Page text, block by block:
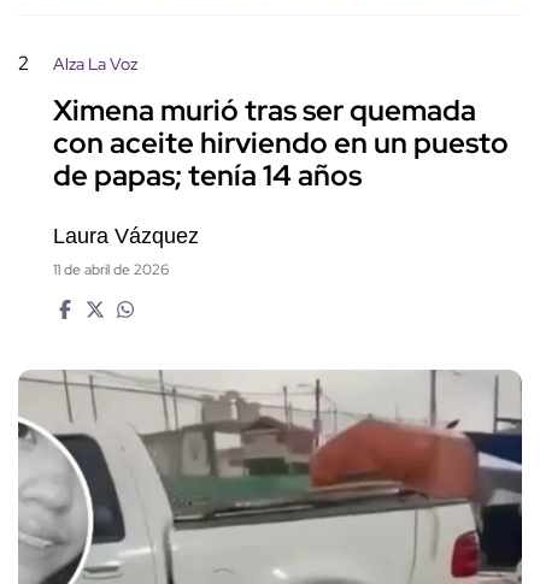
2 Alza La Voz
Ximena murió tras ser quemada
con aceite hirviendo en un puesto
de papas; tenía 14 años
Laura Vázquez
11 de abril de 2026